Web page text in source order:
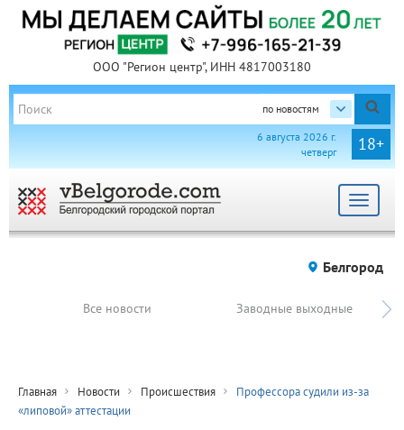
ООО "Регион центр", ИНН 4817003180
по новостям
18+
6 августа 2026 г.
четверг
Toggle
Белгород
Все новости Заводные выходные
Главная Новости Происшествия
Профессора судили из-за
«липовой» аттестации